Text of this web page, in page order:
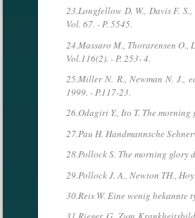
23.Longfellow D. W., Davis F.
Vol. 67. - P. 5545.
24.Massaro M., Thorarensen O.,
Vol.116(2). - P. 253- 4.
25.Miller N. R., Newman N. J.,
1999. - P.117-23.
26.Odagiri Y., Ito T. The
27.Pau H. Handmannsche
28.Pollock S. The morning glory
29.Pollock J. A., Newton TH.,
30.Reis W. Eine wenig